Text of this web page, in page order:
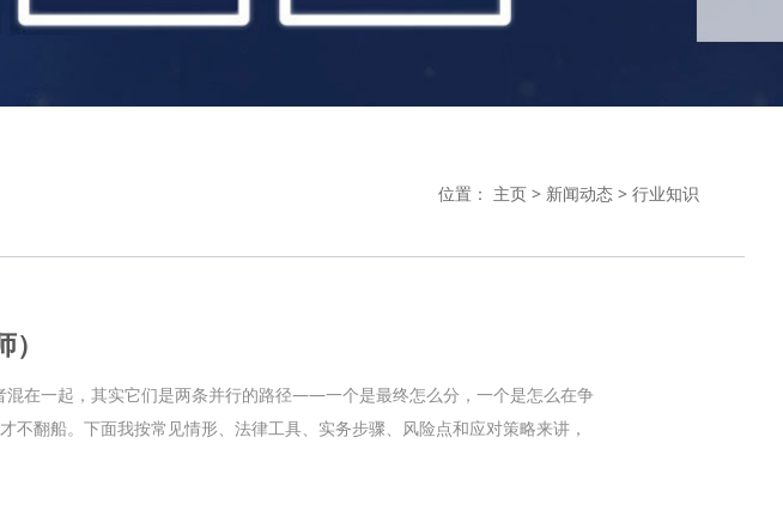
位置： 主页 > 新闻动态 > 行业知识
混在一起，其实它们是两条并行的路径——一个是最终怎么分，一个是怎么在争
翻船。下面我按常见情形、法律工具、实务步骤、风险点和应对策略来讲，